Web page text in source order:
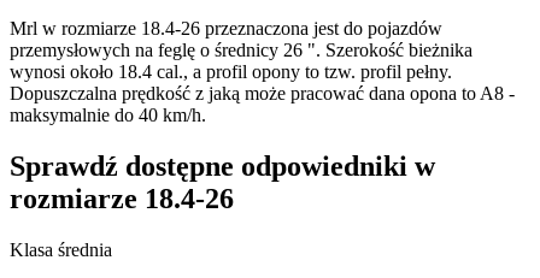
Mrl w rozmiarze 18.4-26 przeznaczona jest do pojazdów
przemysłowych na feglę o średnicy 26 ". Szerokość bieżnika
wynosi około 18.4 cal., a profil opony to tzw. profil pełny.
Dopuszczalna prędkość z jaką może pracować dana opona to A8 -
maksymalnie do 40 km/h.
Sprawdź dostępne odpowiedniki w
rozmiarze 18.4-26
Klasa średnia